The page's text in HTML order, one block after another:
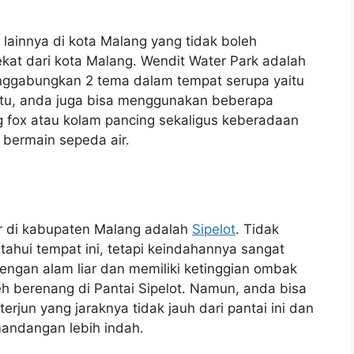
di kota Malang yang tidak boleh
dari kota Malang. Wendit Water Park adalah
2 tema dalam tempat serupa yaitu
anda juga bisa menggunakan beberapa
atau kolam pancing sekaligus keberadaan
sepeda air.
kabupaten Malang adalah Sipelot. Tidak
tempat ini, tetapi keindahannya sangat
alam liar dan memiliki ketinggian ombak
berenang di Pantai Sipelot. Namun, anda bisa
yang jaraknya tidak jauh dari pantai ini dan
lebih indah.